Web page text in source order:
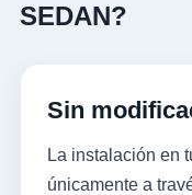
SEDAN?
Sin
La instalación en
únicamente a